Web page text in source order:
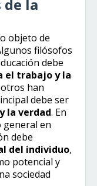
de la
objeto de
filósofos
debe
el trabajo y la
han
debe ser
la verdad. En
general en
debe
del individuo,
potencial y
sociedad